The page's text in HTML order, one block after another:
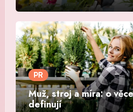
PR
Muž, stroj a míra: o
definují